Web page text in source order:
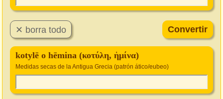
kotylē o hēmina (κοτύλη, ἡμίνα)
Medidas secas de la Antigua Grecia (patrón ático/eubeo)